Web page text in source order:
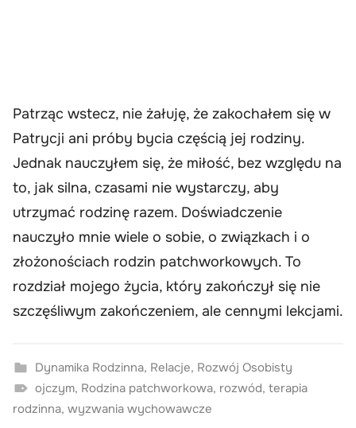
Patrząc wstecz, nie żałuję, że zakochałem się w
Patrycji ani próby bycia częścią jej rodziny.
Jednak nauczyłem się, że miłość, bez względu na
to, jak silna, czasami nie wystarczy, aby
utrzymać rodzinę razem. Doświadczenie
nauczyło mnie wiele o sobie, o związkach i o
złożonościach rodzin patchworkowych. To
rozdział mojego życia, który zakończył się nie
szczęśliwym zakończeniem, ale cennymi lekcjami.
Dynamika Rodzinna, Relacje, Rozwój Osobisty
ojczym, Rodzina patchworkowa, rozwód, terapia
rodzinna, wyzwania wychowawcze